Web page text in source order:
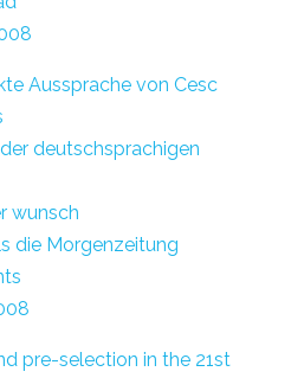
Aussprache von Cesc
deutschsprachigen
wunsch
die Morgenzeitung
pre-selection in the 21st